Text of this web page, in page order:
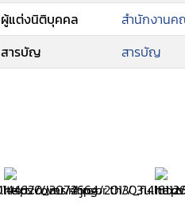
ผู้แต่งนิติบุคคล
สำนักงานค
สารบัญ
สารบัญ